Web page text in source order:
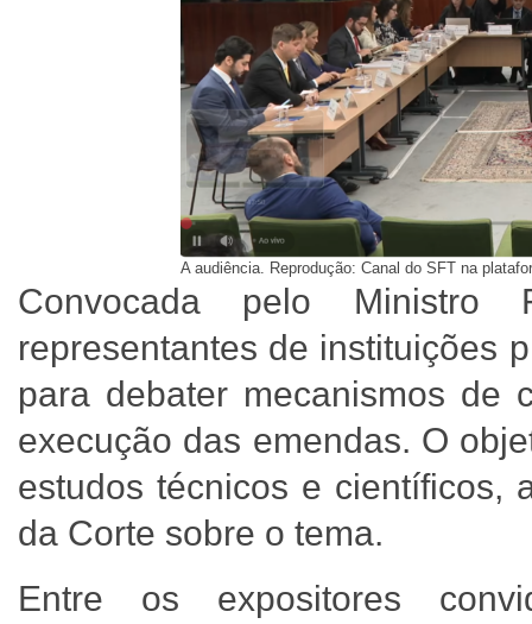
A audiência. Reprodução: Canal do SFT na
Convocada pelo
representantes de instituições
para debater mecanismos de
execução das emendas. O
estudos técnicos e científicos,
da Corte sobre o tema.
Entre os expositores